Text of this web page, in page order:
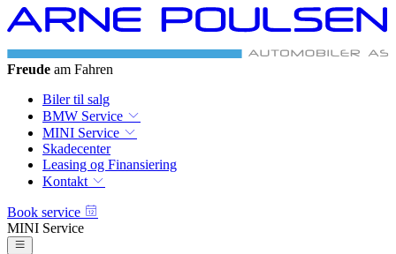
BMW & MINIAutoriseret Service
Biler til salg
BMW Service
MINI Service
Skadecenter
Leasing og Finansiering
Kontakt
Book service
BMW Service